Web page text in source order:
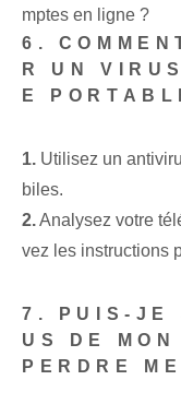
mptes en ligne ?
6.
R UN
E
1. Utilisez un
biles.
2.Analysez votre
vez les instructions
7. PUIS-JE
US DE
PERDRE